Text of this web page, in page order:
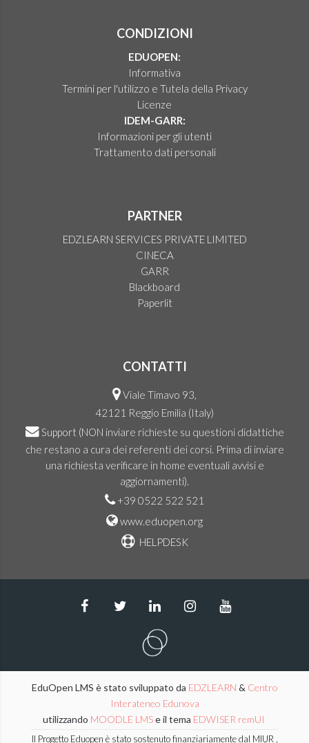
CONDIZIONI
EDUOPEN:
Informativa
Termini per l'utilizzo e Tutela della Privacy
Licenze
IDEM-GARR:
Informazioni per gli utenti
Trattamento dati personali
PARTNER
EDZLEARN SERVICES PRIVATE LIMITED
CINECA
GARR
Blackboard
Paperlit
CONTATTI
Viale Timavo 93,
42121 Reggio Emilia (Italy)
Support (NON inviare richieste su questioni didattiche
che restano a cura dei referenti dei corsi. Prima di inviare
una richiesta verificare in home eventuali avvisi e
aggiornamenti).
+39 0522 522 521
www.eduopen.org
HELPDESK
EduOpen LMS è stato sviluppato da EDZLEARN & Centro
Interateneo Edunova
utilizzando MOODLE LMSe il tema EDWISER remUI
Il Progetto Eduopen è stato sostenuto finanziariamente dal MIUR ,